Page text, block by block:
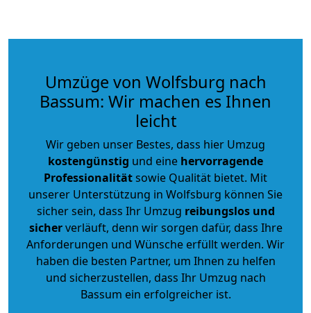
Umzüge von Wolfsburg nach
Bassum: Wir machen es Ihnen
leicht
Wir geben unser Bestes, dass hier Umzug
kostengünstig und eine hervorragende
Professionalitätsowie Qualität bietet. Mit
unserer Unterstützung in Wolfsburg können Sie
sicher sein, dass Ihr Umzug reibungslos und
sicherverläuft, denn wir sorgen dafür, dass Ihre
Anforderungen und Wünsche erfüllt werden. Wir
haben die besten Partner, um Ihnen zu helfen
und sicherzustellen, dass Ihr Umzug nach
Bassum ein erfolgreicher ist.